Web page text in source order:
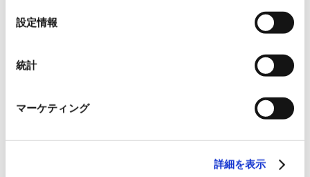
設定情報
統計
マーケティング
詳細を表示
Security Days Fall 2025 Fukuoka 来場事